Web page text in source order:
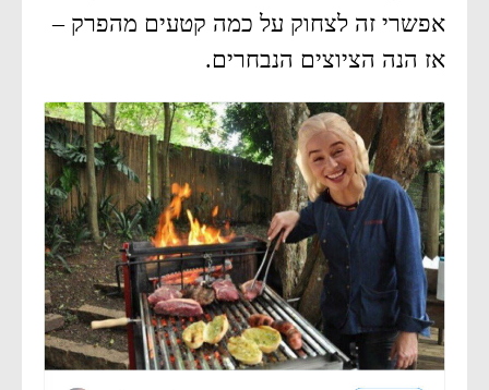
אפשרי זה לצחוק על כמה קטעים מהפרק –
אז הנה הציוצים הנבחרים.